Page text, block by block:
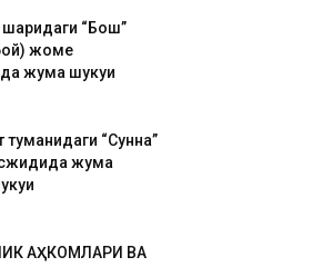
“Бош”
жоме
жума шукуҳи
туманидаги “Сунна”
жума
АҲКОМЛАРИ ВА